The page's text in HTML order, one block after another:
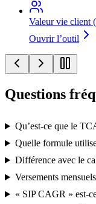
Valeur vie
Ouvrir l’outil
Questions
Qu’est‑ce que le
Quelle formule
Différence avec le
Versements
« SIP CAGR »